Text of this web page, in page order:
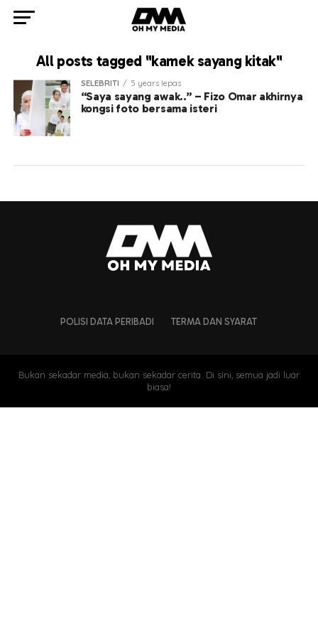
All posts tagged "kamek sayang kitak"
SELEBRITI 5 years lepas
“Saya sayang awak..” – Fizo Omar akhirnya
kongsi foto bersama isteri
POLISI DATA PERIBADI TERMA DAN SYARAT
Bukan sekadar media, bukan sekadar cerita. Di sini, semua jadi luar
biasa!